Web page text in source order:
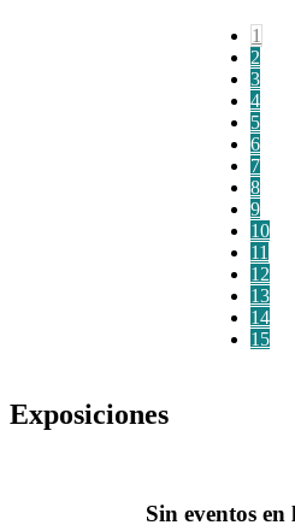
1
2
3
4
5
6
7
8
9
10
11
12
13
14
15
Exposiciones
Sin eventos en